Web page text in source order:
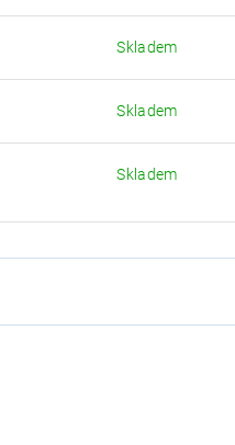
Skladem
Skladem
Skladem